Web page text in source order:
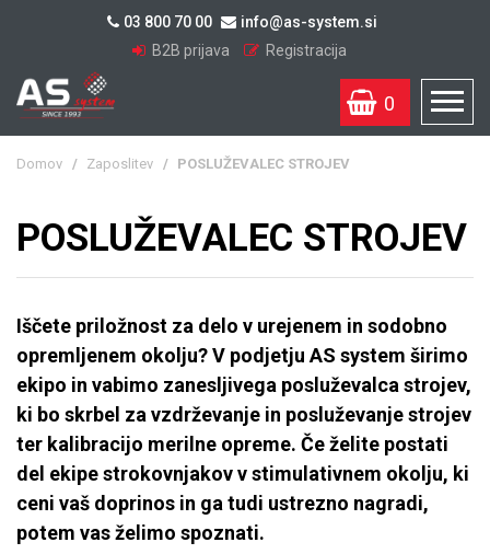
03 800 70 00
info@as-system.si
B2B prijava
Registracija
0
Domov / Zaposlitev / POSLUŽEVALEC STROJEV
POSLUŽEVALEC STROJEV
Iščete priložnost za delo v urejenem in sodobno
opremljenem okolju? V podjetju AS system širimo
ekipo in vabimo zanesljivega posluževalca strojev,
ki bo skrbel za vzdrževanje in posluževanje strojev
ter kalibracijo merilne opreme. Če želite postati
del ekipe strokovnjakov v stimulativnem okolju, ki
ceni vaš doprinos in ga tudi ustrezno nagradi,
potem vas želimo spoznati.